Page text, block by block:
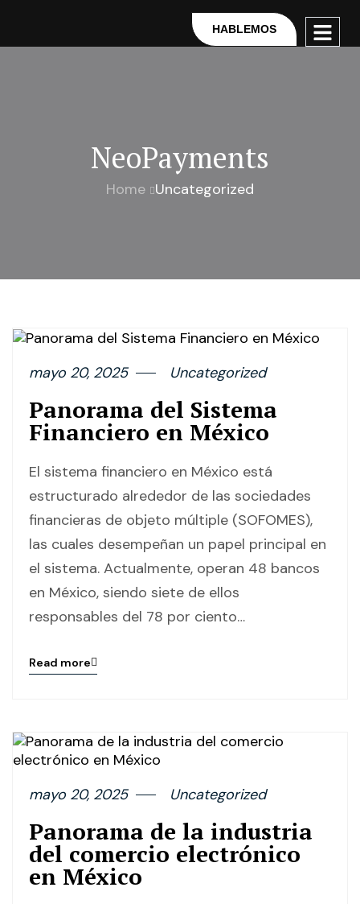
HABLEMOS
NeoPayments
Home Uncategorized
mayo 20, 2025 Uncategorized
Panorama del Sistema
Financiero en México
El sistema financiero en México está
estructurado alrededor de las sociedades
financieras de objeto múltiple (SOFOMES),
las cuales desempeñan un papel principal en
el sistema. Actualmente, operan 48 bancos
en México, siendo siete de ellos
responsables del 78 por ciento…
Blog
Read more
mayo 20, 2025 Uncategorized
Panorama de la industria
del comercio electrónico
en México